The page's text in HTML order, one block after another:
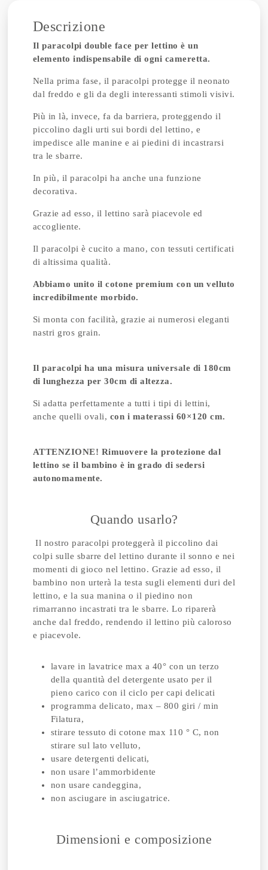
Descrizione
Il paracolpi double face per lettino è un
elemento indispensabile di ogni cameretta.
Nella prima fase, il paracolpi protegge il neonato
dal freddo e gli da degli interessanti stimoli visivi.
Più in là, invece, fa da barriera, proteggendo il
piccolino dagli urti sui bordi del lettino, e
impedisce alle manine e ai piedini di incastrarsi
tra le sbarre.
In più, il paracolpi ha anche una funzione
decorativa.
Grazie ad esso, il lettino sarà piacevole ed
accogliente.
Il paracolpi è cucito a mano, con tessuti certificati
di altissima qualità.
Abbiamo unito il cotone premium con un velluto
incredibilmente morbido.
Si monta con facilità, grazie ai numerosi eleganti
nastri gros grain.
Il paracolpi ha una misura universale di 180cm
di lunghezza per 30cm di altezza.
Si adatta perfettamente a tutti i tipi di lettini,
anche quelli ovali, con i materassi 60×120 cm.
ATTENZIONE! Rimuovere la protezione dal
lettino se il bambino è in grado di sedersi
autonomamente.
Quando usarlo?
Il nostro paracolpi proteggerà il piccolino dai
colpi sulle sbarre del lettino durante il sonno e nei
momenti di gioco nel lettino. Grazie ad esso, il
bambino non urterà la testa sugli elementi duri del
lettino, e la sua manina o il piedino non
rimarranno incastrati tra le sbarre. Lo riparerà
anche dal freddo, rendendo il lettino più caloroso
e piacevole.
lavare in lavatrice max a 40° con un terzo
della quantità del detergente usato per il
pieno carico con il ciclo per capi delicati
programma delicato, max – 800 giri / min
Filatura,
stirare tessuto di cotone max 110 ° C, non
stirare sul lato velluto,
usare detergenti delicati,
non usare l’ammorbidente
non usare candeggina,
non asciugare in asciugatrice.
Dimensioni e composizione